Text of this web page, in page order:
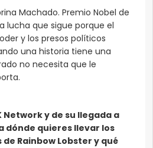
Machado. Premio Nobel de
lucha que sigue porque el
y los presos políticos
una historia tiene una
no necesita que le
Network y de su llegada a
dónde quieres llevar los
Rainbow Lobster y qué